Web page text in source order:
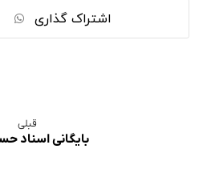
قبلی
بایگانی اسناد